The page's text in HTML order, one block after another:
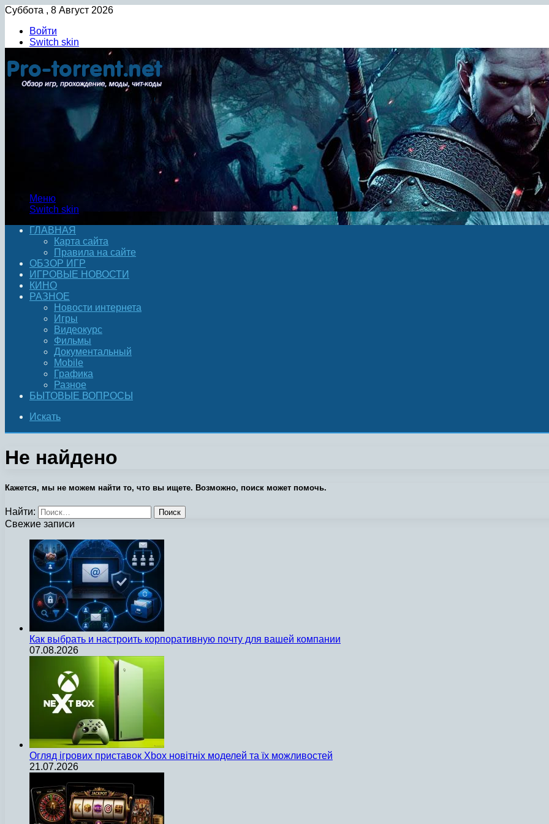
Суббота , 8 Август 2026
Войти
Switch skin
Меню
Switch skin
ГЛАВНАЯ
Карта сайта
Правила на сайте
ОБЗОР ИГР
ИГРОВЫЕ НОВОСТИ
КИНО
РАЗНОЕ
Новости интернета
Игры
Видеокурс
Фильмы
Документальный
Mobile
Графика
Разное
БЫТОВЫЕ ВОПРОСЫ
Искать
Не найдено
Кажется, мы не можем найти то, что вы ищете. Возможно, поиск может помочь.
Найти:
Свежие записи
Как выбрать и настроить корпоративную почту для вашей компании
07.08.2026
Огляд ігрових приставок Xbox новітніх моделей та їх можливостей
21.07.2026